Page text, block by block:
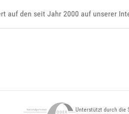
auf den seit Jahr 2000 auf unserer
Unterstützt durch die